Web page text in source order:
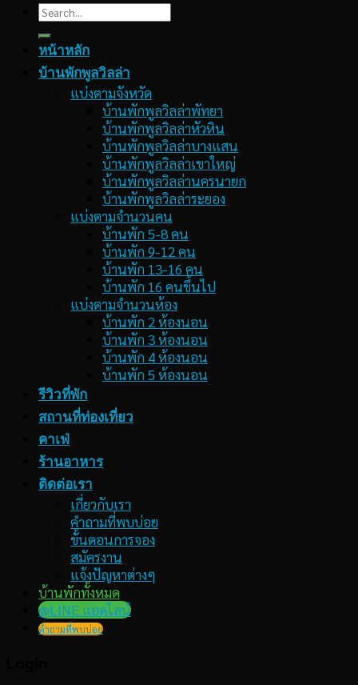
Search
for:
หน้าหลัก
บ้านพักพูลวิลล่า
แบ่งตามจังหวัด
บ้านพักพูลวิลล่าพัทยา
บ้านพักพูลวิลล่าหัวหิน
บ้านพักพูลวิลล่าบางแสน
บ้านพักพูลวิลล่าเขาใหญ่
บ้านพักพูลวิลล่านครนายก
บ้านพักพูลวิลล่าระยอง
แบ่งตามจำนวนคน
บ้านพัก 5-8 คน
บ้านพัก 9-12 คน
บ้านพัก 13-16 คน
บ้านพัก 16 คนขึ้นไป
แบ่งตามจำนวนห้อง
บ้านพัก 2 ห้องนอน
บ้านพัก 3 ห้องนอน
บ้านพัก 4 ห้องนอน
บ้านพัก 5 ห้องนอน
รีวิวที่พัก
สถานที่ท่องเที่ยว
คาเฟ่
ร้านอาหาร
ติดต่อเรา
เกี่ยวกับเรา
คำถามที่พบบ่อย
ขั้นตอนการจอง
สมัครงาน
แจ้งปัญหาต่างๆ
บ้านพักทั้งหมด
@LINE แอดไลน์
คำถามที่พบบ่อย